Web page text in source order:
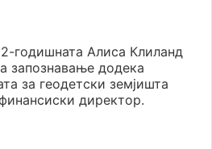
годишната Алиса Клиланд
запознавање додека
за геодетски земјишта
директор.